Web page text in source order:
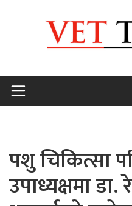
पशु चिकित्सा
उपाध्यक्षमा